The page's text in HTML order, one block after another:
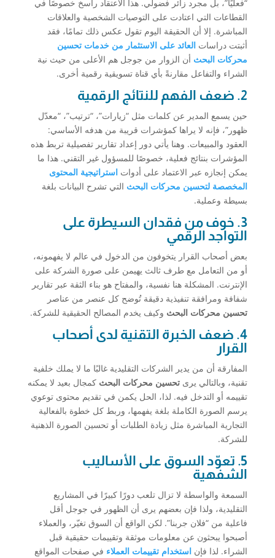
“فعليًا”، بل مجرد زائر فضولي. هذا الاعتقاد راسخ خصوصًا في
القطاعات التي اعتادت على التوصيات الشخصية والعلاقات
المباشرة. إلا أن الحقيقة اليوم تقول عكس ذلك تمامًا، فقد
أثبتت دراسات العائد على الاستثمار من خدمات تحسين
محركات البحث أن الزوار من جوجل هم الأعلى من حيث نية
الشراء والتفاعل مقارنةً بأي قناة تسويقية رقمية أخرى.
2. ضعف الفهم للنتائج الرقمية
حين يسمع المدير عن كلمات مثل “زيارات”، “ترتيب”، “معدّل
ظهور”، فإنه لا يراها كمؤشرات قريبة من هدفه الأساسي:
العقود والمبيعات. وهنا يأتي دور إعداد تقارير تفصيلية تربط هذه
المؤشرات بنتائج فعلية، خصوصًا للمسؤول غير التقني. هذا ما
يمكن إنجازه عبر الاعتماد على أدوات استراتيجية المحتوى
المخصصة لتحسين محركات البحث التي تشرح البيانات بلغة
بسيطة وعملية.
3. خوف من فقدان السيطرة على
التواجد الرقمي
بعض أصحاب القرار يتخوفون من الدخول في عالم لا يفهمونه،
أو من التعامل مع طرف ثالث يهيمن على صورة الشركة على
الإنترنت. المشكلة هنا نفسية، والمفتاح هو بناء الثقة عبر تقارير
شفافة ومرافقة تنفيذية دقيقة تُوضح كل عنصر من عناصر
تحسين محركات البحث وكيف يخدم المصالح الحقيقية للشركة.
4. ضعف الخبرة التقنية لدى أصحاب
القرار
المفارقة أن من يدير الشركات التقليدية غالبًا ما لا يملك خلفية
تقنية، وبالتالي يرى تحسين محركات البحث كمجال بعيد لا يمكنه
تقييمه أو التدخل فيه. لذا، الحل يكمن في تقديم محتوى توعوي
يرسم الصورة الكاملة بلغة يفهمها، وربط كل خطوة بالفعالية
التجارية المباشرة مثل زيادة الطلبات أو تحسين الصورة الذهنية
للشركة.
5. تعوّد السوق على الأساليب
الشفهية
السمعة والواسطة لا تزال تلعب دورًا كبيرًا في المشاريع
التقليدية، ولذا فإن بعضهم يرى أن الظهور في جوجل أقل
فاعلية من “فلان جربنا”. لكن الواقع أن السوق تغيّر، والعملاء
أصبحوا يبحثون عن معلومات موثقة وتقييمات حقيقية قبل
الشراء. لذا فإن استخدام تقييمات العملاء في صفحات المواقع